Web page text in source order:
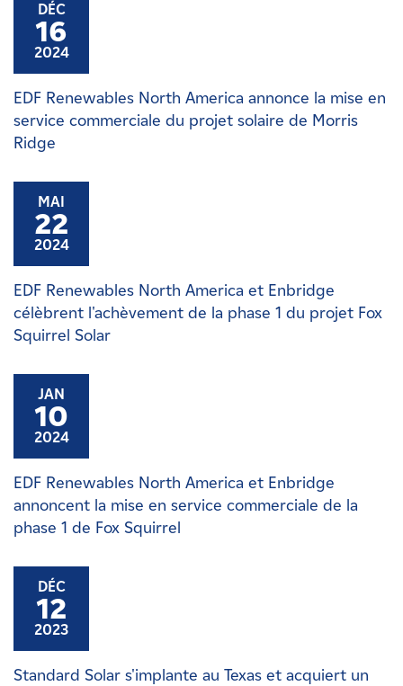
DÉC
16
2024
EDF Renewables North America annonce la mise en
service commerciale du projet solaire de Morris
Ridge
MAI
22
2024
EDF Renewables North America et Enbridge
célèbrent l'achèvement de la phase 1 du projet Fox
Squirrel Solar
JAN
10
2024
EDF Renewables North America et Enbridge
annoncent la mise en service commerciale de la
phase 1 de Fox Squirrel
DÉC
12
2023
Standard Solar s'implante au Texas et acquiert un